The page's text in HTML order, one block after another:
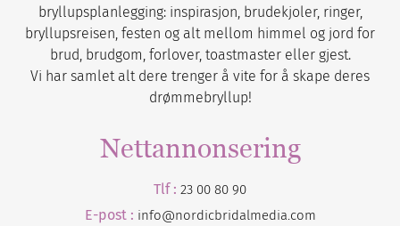
bryllupsplanlegging: inspirasjon, brudekjoler, ringer,
bryllupsreisen, festen og alt mellom himmel og jord for
brud, brudgom, forlover, toastmaster eller gjest.
Vi har samlet alt dere trenger å vite for å skape deres
drømmebryllup!
Nettannonsering
Tlf : 23 00 80 90
E-post : info@nordicbridalmedia.com